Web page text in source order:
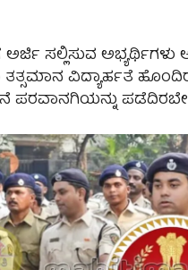
ಅರ್ಜಿ ಸಲ್ಲಿಸುವ
ವಿದ್ಯಾರ್ಹತೆ
ಪರವಾನಗಿಯನ್ನು